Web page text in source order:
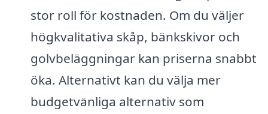
stor roll för kostnaden. Om du väljer
högkvalitativa skåp, bänkskivor och
golvbeläggningar kan priserna snabbt
öka. Alternativt kan du välja mer
budgetvänliga alternativ som